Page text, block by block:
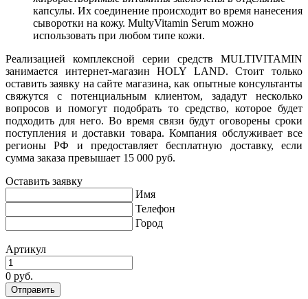
капсулы. Их соединение происходит во время нанесения
сыворотки на кожу. MultyVitamin Serum можно
использовать при любом типе кожи.
Реализацией комплексной серии средств MULTIVITAMIN
занимается интернет-магазин HOLY LAND. Стоит только
оставить заявку на сайте магазина, как опытные консультанты
свяжутся с потенциальным клиентом, зададут несколько
вопросов и помогут подобрать то средство, которое будет
подходить для него. Во время связи будут оговорены сроки
поступления и доставки товара. Компания обслуживает все
регионы РФ и предоставляет бесплатную доставку, если
сумма заказа превышает 15 000 руб.
Оставить заявку
Имя
Телефон
Город
Артикул
0 руб.